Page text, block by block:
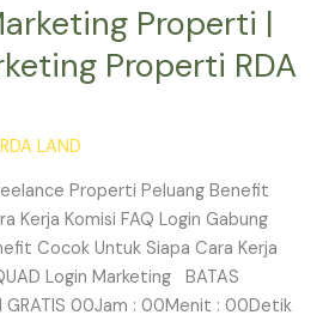
Properti |
Properti RDA
RDA LAND
Properti Peluang Benefit
Kerja Komisi FAQ Login Gabung
Cocok Untuk Siapa Cara Kerja
Login Marketing BATAS
GRATIS 00Jam : 00Menit : 00Detik